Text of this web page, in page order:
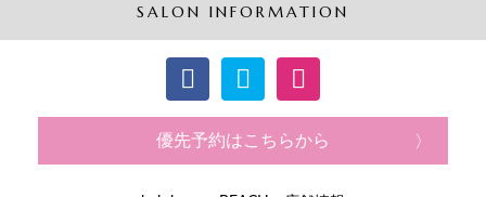
SALON INFORMATION
優先予約はこちらから